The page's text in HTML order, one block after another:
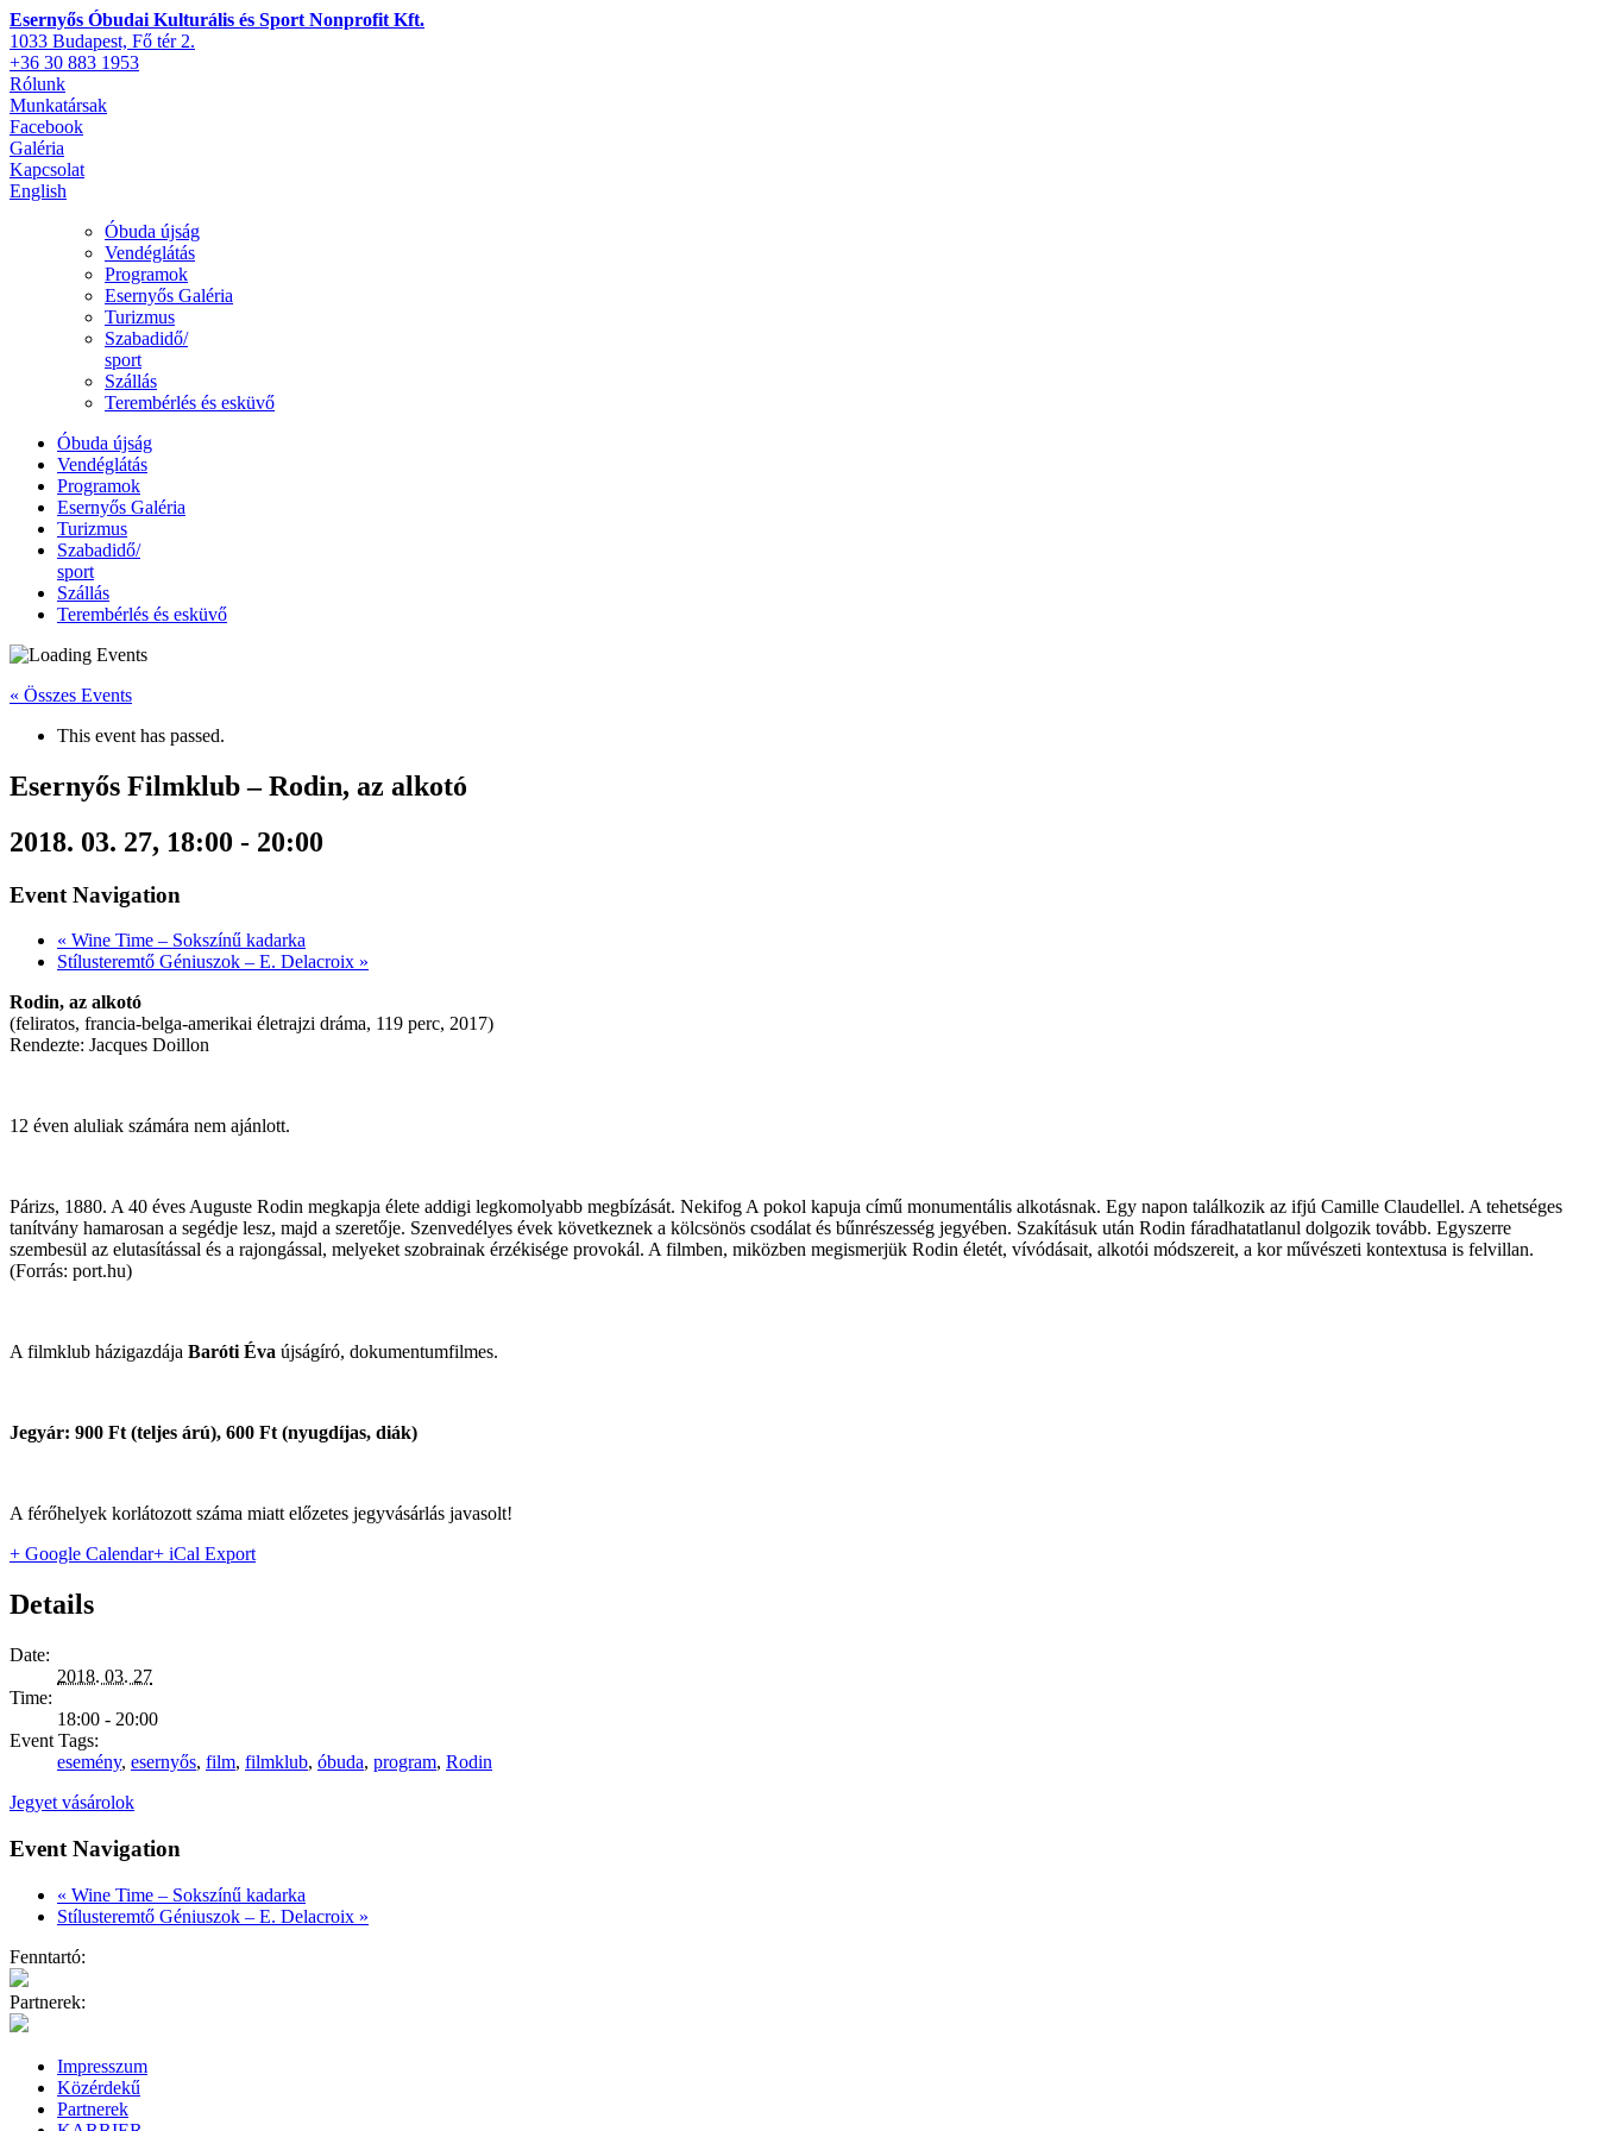
Esernyős Óbudai Kulturális és Sport Nonprofit Kft.
1033 Budapest, Fő tér 2.
+36 30 883 1953
Rólunk
Munkatársak
Facebook
Galéria
Kapcsolat
English
Óbuda újság
Vendéglátás
Programok
Esernyős Galéria
Turizmus
Szabadidő/
sport
Szállás
Terembérlés és esküvő
Óbuda újság
Vendéglátás
Programok
Esernyős Galéria
Turizmus
Szabadidő/
sport
Szállás
Terembérlés és esküvő
« Összes Events
This event has passed.
Esernyős Filmklub – Rodin, az alkotó
2018. 03. 27, 18:00 - 20:00
Event Navigation
« Wine Time – Sokszínű kadarka
Stílusteremtő Géniuszok – E. Delacroix »
Rodin, az alkotó
(feliratos, francia-belga-amerikai életrajzi dráma, 119 perc, 2017)
Rendezte: Jacques Doillon
12 éven aluliak számára nem ajánlott.
Párizs, 1880. A 40 éves Auguste Rodin megkapja élete addigi legkomolyabb megbízását. Nekifog A pokol kapuja című monumentális alkotásnak. Egy napon találkozik az ifjú Camille Claudellel. A tehetséges
tanítvány hamarosan a segédje lesz, majd a szeretője. Szenvedélyes évek következnek a kölcsönös csodálat és bűnrészesség jegyében. Szakításuk után Rodin fáradhatatlanul dolgozik tovább. Egyszerre
szembesül az elutasítással és a rajongással, melyeket szobrainak érzékisége provokál. A filmben, miközben megismerjük Rodin életét, vívódásait, alkotói módszereit, a kor művészeti kontextusa is felvillan.
(Forrás: port.hu)
A filmklub házigazdája Baróti Éva újságíró, dokumentumfilmes.
Jegyár: 900 Ft (teljes árú), 600 Ft (nyugdíjas, diák)
A férőhelyek korlátozott száma miatt előzetes jegyvásárlás javasolt!
+ Google Calendar+ iCal Export
Details
Date:
2018. 03. 27
Time:
18:00 - 20:00
Event Tags:
esemény, esernyős, film, filmklub, óbuda, program, Rodin
Jegyet vásárolok
Event Navigation
« Wine Time – Sokszínű kadarka
Stílusteremtő Géniuszok – E. Delacroix »
Fenntartó:
Partnerek:
Impresszum
Közérdekű
Partnerek